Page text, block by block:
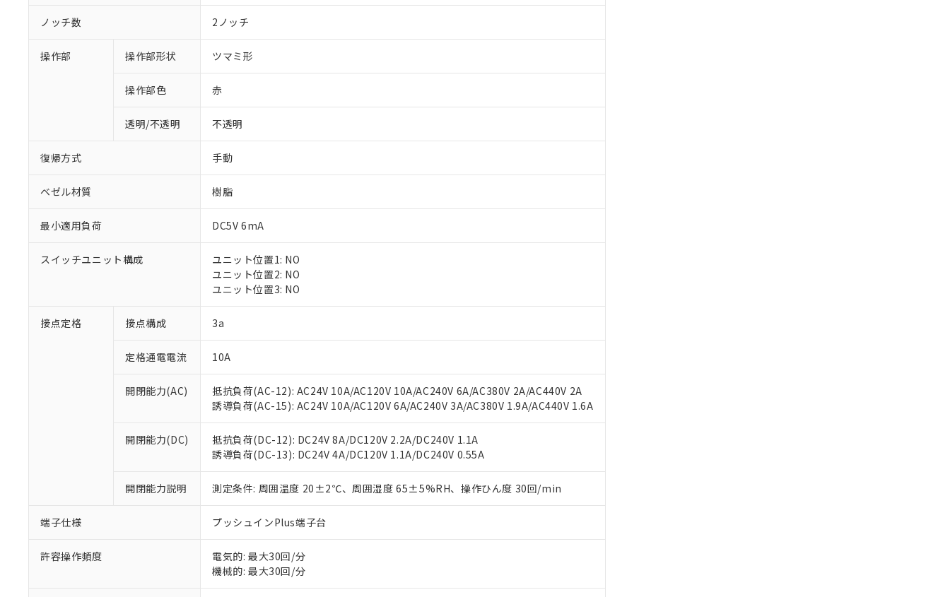
ノッチ数 2ノッチ
操作部 操作部形状 ツマミ形
操作部色 赤
透明/不透明 不透明
復帰方式 手動
ベゼル材質 樹脂
最小適用負荷 DC5V 6mA
スイッチユニット構成
ユニット位置1: NO
ユニット位置2: NO
ユニット位置3: NO
接点定格 接点構成 3a
定格通電電流 10A
開閉能力(AC)
抵抗負荷(AC-12): AC24V 10A/AC120V 10A/AC240V 6A/AC380V 2A/AC440V 2A
誘導負荷(AC-15): AC24V 10A/AC120V 6A/AC240V 3A/AC380V 1.9A/AC440V 1.6A
開閉能力(DC)
抵抗負荷(DC-12): DC24V 8A/DC120V 2.2A/DC240V 1.1A
誘導負荷(DC-13): DC24V 4A/DC120V 1.1A/DC240V 0.55A
開閉能力説明 測定条件: 周囲温度 20±2℃、周囲湿度 65±5%RH、操作ひん度 30回/min
端子仕様 プッシュインPlus端子台
許容操作頻度
電気的: 最大30回/分
機械的: 最大30回/分
以下の条件をお読みいただき、同意のうえご利用ください。
本サービスは、当社制御機器事業取扱商品の当社在庫状況および標準価格(税抜)を提供させていただ
くものです。
当社制御機器事業取扱商品の中には、本サービスの対象外となる商品もあることをご了承ください。
のであり、閲覧された時点での実際の在庫および標準価格とは異なる場合があることをご了承くださ
い。
正式な納期状況および標準価格はお客様のお取引先、またはお客様担当のオムロン制御機器販売店・
当社販売員にご相談ください。
オムロン制御機器販売店や当社販売拠点は「販売ネットワーク
」をご確認ください。
在庫状況および標準価格結果を当社の事前の承諾なく第三者に漏洩または開示しないようお願いしま
マイパーツ機能（部品リスト作成サービス）をご利用いただくには、I-Webメンバーズにご登録され
ている必要があります。
お客様が当ウェブサイト上で当社にご登録された部品リストについて、当社および当社の共同利用者
※1 対応状況
対応済み：EU RoHS指令（10物質）の非含有に対応した製品が提供可能な商品です。
対応予定：EU RoHS指令（10物質）の非含有に対応した製品に切り替える予定のある商品です。
対応予定なし：EU RoHS指令（10物質）の非含有に非対応の商品で、対応品を出す予定はありません。
仕入先様の事情により、非含有部品としていたものが、含有品と判明した場合などやむを得ず変更すること
があります。
*EU RoHS指令（10物質）：
鉛(Pb) 1000ppm以下、 水銀(Hg) 1000ppm以下、 カドミウム(Cd) 100ppm以下、
六価クロム(Cr(Ⅵ)) 1000ppm以下、ポリ臭化ビフェニル類(PBB) 1000ppm以下、ポリ臭化ジフェニルエーテル類(PBDE) 1000ppm以下、
但し、RoHS指令で産業用監視および制御機器に対する適用除外項目は除く。
フタル酸エステル類の４物質については閾値を超える意図的な使用がないことを確認しています。
※2 対応予定月
部品在庫の切り替え状況などにより、予定月が前後することがあります。
※3 非含有証明書ダウンロード
※1 中国RoHS○×表
「－」：未確認です。当社販売部門へお問い合わせください。
*中国RoHS10物質の基準値 (GB/T26572)：
Pb(鉛) :1000ppm、 Hg(水銀) : 1000ppm、 Cd(カドミウム) : 100ppm、
Cr(Ⅵ)(六価クロム) : 1000ppm、 PBBs(ポリ臭化ビフェニル類) : 1000ppm、 PBDEs(ポリ臭化ジフェニルエーテル類) : 1000ppm、
DBP(フタル酸ジブチル) : 1000ppm、 DIBP(フタル酸ジイソブチル) : 1000ppm、 BBP(フタル酸ブチルベンジル) : 1000ppm、
DEHP(フタル酸ビス(2-エチルヘキシル)) : 1000ppm
※2 環境保護使用期限
「ｅ」：有害物質（10物質）のすべてが基準値以下であることを示します。
「10」：通常の使用状況下において有害物質が外部に漏えいし、環境に深刻な影響を及ぼさない年数を意
味します。
当社は、これら貴社製品のうち、外国為替および外国貿易法に定める商品（以下｢規制貨物等」とい
う）を輸出または国外への提供する場合は、日本国政府の輸出許可(または役務取引許可)を取得する
当社は規制貨物を破棄する場合は、完全に破砕するなど、違法に輸出されないよう必要な手段を講じ
ます。
当社は貴社製品を、核兵器、ミサイル、化学兵器、生物兵器またはその他武器並びにこれらの製造装
当社は、貴社製品を第三者に販売する場合は、上記1、2および3の内容を当該第三者に通知します。
また当社は、販売先および販売に係わる関係者が違法に輸出するおそれがある場合は、取り引きをい
たしません。
記
号
説明
○ 一定数以上の在庫あり
△ 一定数には満たないが在庫あり
－
在庫なし(最新の在庫状況については、お客様のお取引先、またはお客様担当のオムロン制御
機器販売店・当社販売員にご確認ください)
空
白
受注生産機種、また在庫状況の情報を公開していない機種